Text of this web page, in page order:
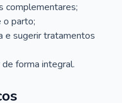
complementares;
o parto;
e sugerir tratamentos
forma integral.